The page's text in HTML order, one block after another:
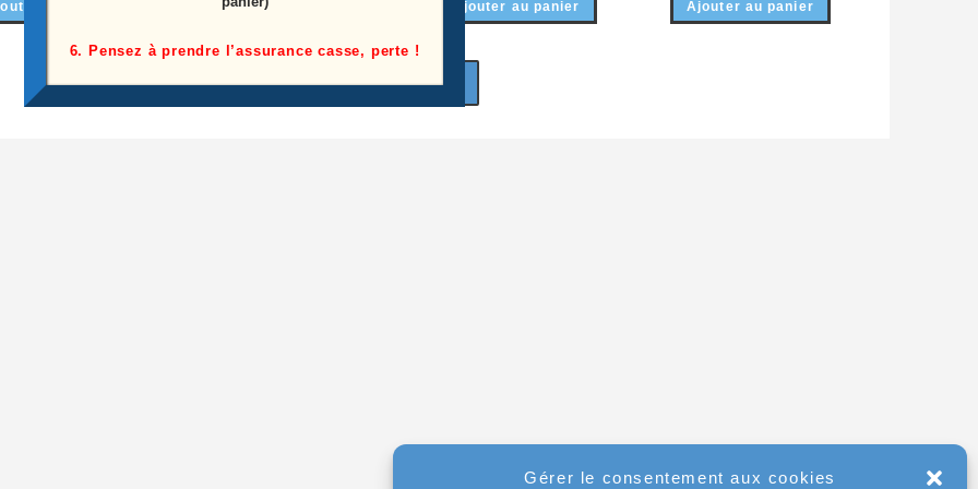
Gérer le consentement aux cookies
au panier Ajouter au panier Ajouter au panier Ajouter au panier
1 2
6. Pensez à prendre l’assurance casse, perte !